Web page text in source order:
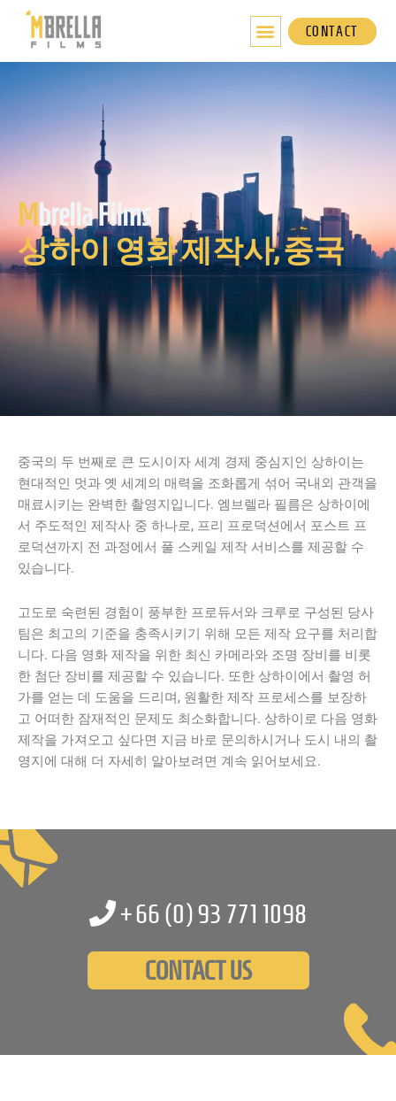
CONTACT
M brella Films
상하이 영화 제작사, 중국
중국의 두 번째로 큰 도시이자 세계 경제 중심지인 상하이는
현대적인 멋과 옛 세계의 매력을 조화롭게 섞어 국내외 관객을
매료시키는 완벽한 촬영지입니다. 엠브렐라 필름은 상하이에
서 주도적인 제작사 중 하나로, 프리 프로덕션에서 포스트 프
로덕션까지 전 과정에서 풀 스케일 제작 서비스를 제공할 수
있습니다.
고도로 숙련된 경험이 풍부한 프로듀서와 크루로 구성된 당사
팀은 최고의 기준을 충족시키기 위해 모든 제작 요구를 처리합
니다. 다음 영화 제작을 위한 최신 카메라와 조명 장비를 비롯
한 첨단 장비를 제공할 수 있습니다. 또한 상하이에서 촬영 허
가를 얻는 데 도움을 드리며, 원활한 제작 프로세스를 보장하
고 어떠한 잠재적인 문제도 최소화합니다. 상하이로 다음 영화
제작을 가져오고 싶다면 지금 바로 문의하시거나 도시 내의 촬
영지에 대해 더 자세히 알아보려면 계속 읽어보세요.
+66 (0)93 771 1098
CONTACT US